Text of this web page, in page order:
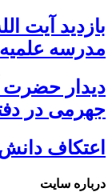
بازدید آیت
مدرسه
دیدار حضرت
جهرمی در
اعتکاف دانش آموزی
درباره سایت